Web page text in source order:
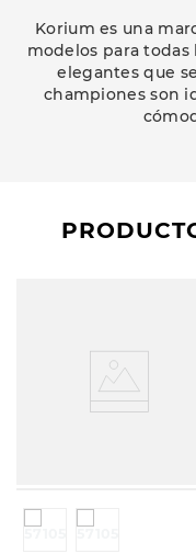
Korium es una
modelos para todas
elegantes que
championes son